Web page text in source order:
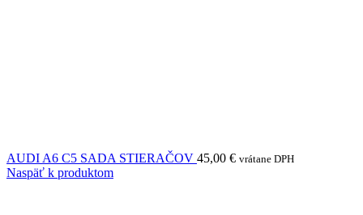
AUDI A6 C5 SADA STIERAČOV 45,00 € vrátane DPH
Naspäť k produktom